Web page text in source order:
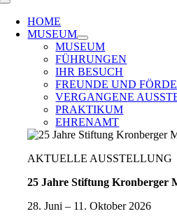
Toggle
Navigation
HOME
MUSEUM
MUSEUM
FÜHRUNGEN
IHR BESUCH
FREUNDE UND
VERGANGENE
PRAKTIKUM
EHRENAMT
AKTUELLE AUSSTELLUNG
25 Jahre Stiftung Kronberger
28. Juni – 11. Oktober 2026